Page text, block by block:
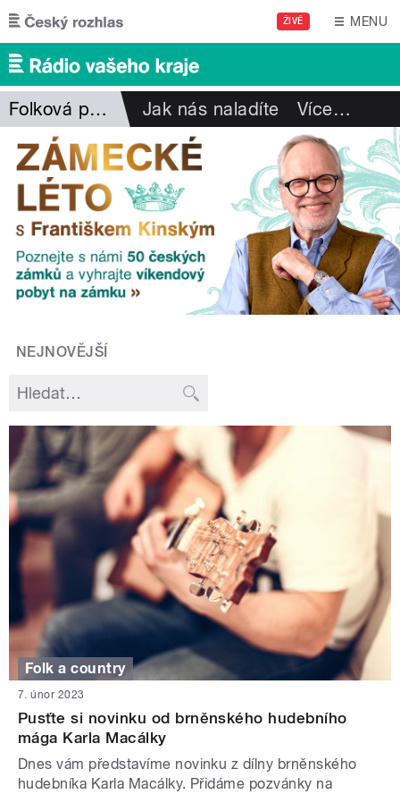
Přejít k hlavnímu obsahu
ŽIVĚ MENU
Folková pohlazení Jak nás naladíte Více…
NEJNOVĚJŠÍ
Folk a country
7. únor 2023
Pusťte si novinku od brněnského hudebního
mága Karla Macálky
Dnes vám představíme novinku z dílny brněnského
hudebníka Karla Macálky. Přidáme pozvánky na